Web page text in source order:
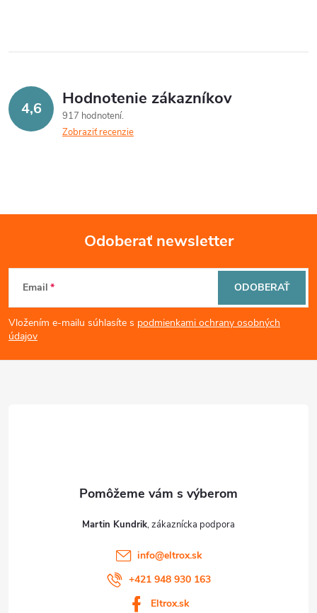
4,6 Hodnotenie zákazníkov
917 hodnotení
Zobraziť recenzie
Z
á
p
Odoberať newsletter
Email
Vložením e-mailu súhlasíte s podmienkami ochrany osobných
údajov
ODOBERAŤ
Martin Kundrik
info@eltrox.sk
+421 948 930 163
Eltrox.sk